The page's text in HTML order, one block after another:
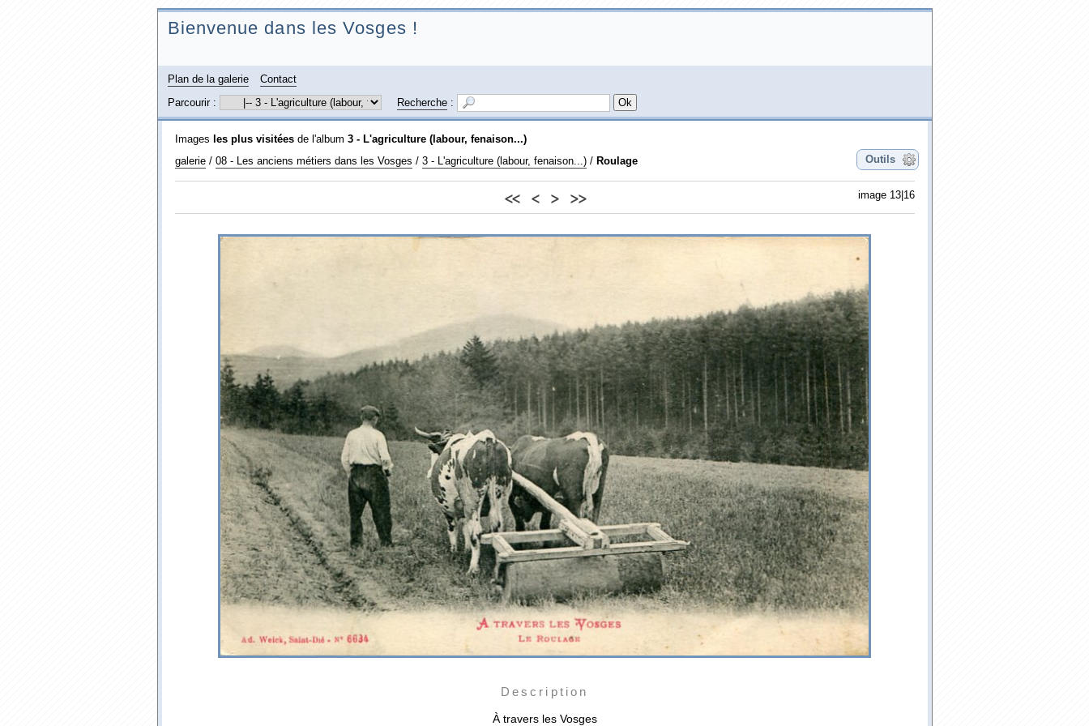
Bienvenue dans les Vosges !
Plan de la galerie
Contact
Parcourir :
Recherche:
Images les plus visitéesde l'album 3 - L'agriculture (labour, fenaison...)
Outils
galerie/ 08 - Les anciens métiers dans les Vosges / 3 - L'agriculture (labour, fenaison...)/ Roulage
image 13|16
<< < > >>
Description
À travers les Vosges